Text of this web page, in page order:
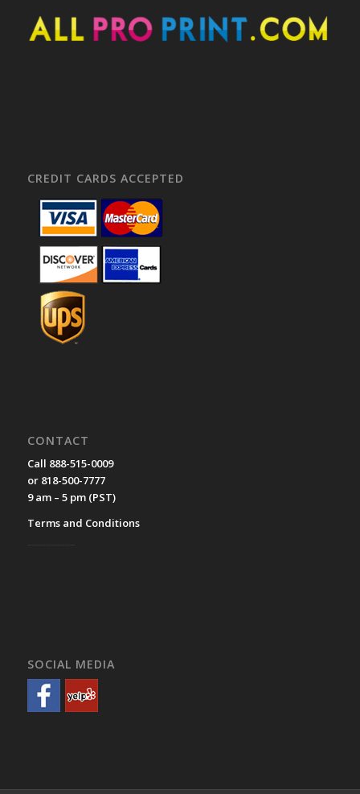
CREDIT CARDS ACCEPTED
CONTACT
Call 888-515-0009
or 818-500-7777
9 am – 5 pm (PST)
Terms and Conditions
SOCIAL MEDIA